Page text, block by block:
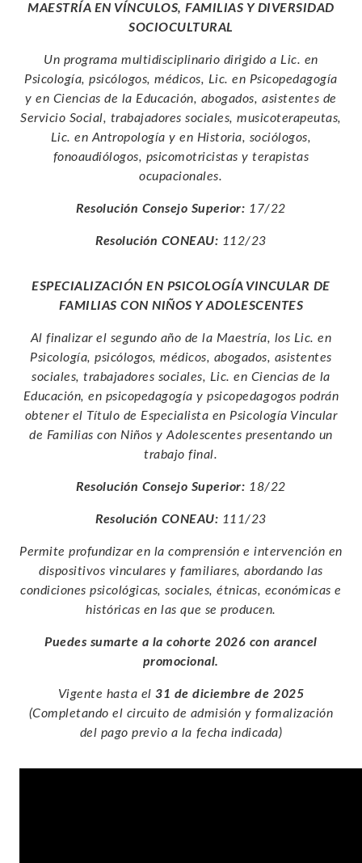
MAESTRÍA EN VÍNCULOS, FAMILIAS Y DIVERSIDAD
SOCIOCULTURAL
Un programa multidisciplinario dirigido a Lic. en
Psicología, psicólogos, médicos, Lic. en Psicopedagogía
y en Ciencias de la Educación, abogados, asistentes de
Servicio Social, trabajadores sociales, musicoterapeutas,
Lic. en Antropología y en Historia, sociólogos,
fonoaudiólogos, psicomotricistas y terapistas
ocupacionales.
Resolución Consejo Superior: 17/22
Resolución CONEAU: 112/23
ESPECIALIZACIÓN EN PSICOLOGÍA VINCULAR DE
FAMILIAS CON NIÑOS Y ADOLESCENTES
Al finalizar el segundo año de la Maestría, los Lic. en
Psicología, psicólogos, médicos, abogados, asistentes
sociales, trabajadores sociales, Lic. en Ciencias de la
Educación, en psicopedagogía y psicopedagogos podrán
obtener el Título de Especialista en Psicología Vincular
de Familias con Niños y Adolescentes presentando un
trabajo final.
Resolución Consejo Superior: 18/22
Resolución CONEAU: 111/23
Permite profundizar en la comprensión e intervención en
dispositivos vinculares y familiares, abordando las
condiciones psicológicas, sociales, étnicas, económicas e
históricas en las que se producen.
Puedes sumarte a la cohorte 2026 con arancel
promocional.
Vigente hasta el31 de diciembre de 2025
(Completando el circuito de admisión y formalización
del pago previo a la fecha indicada)